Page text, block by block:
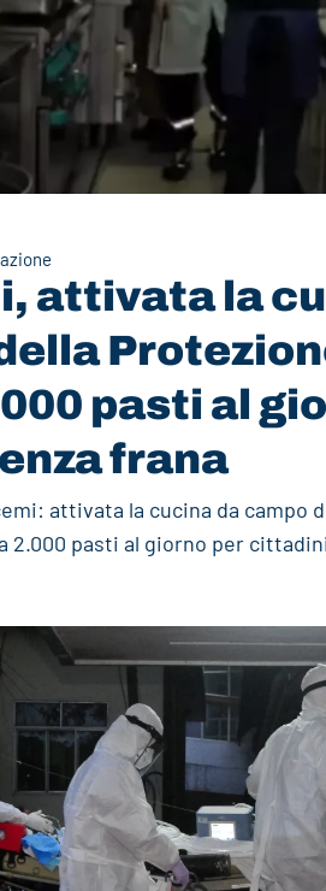
attivata la
pasti al
frana
attivata la cucina da campo
2.000 pasti al giorno per